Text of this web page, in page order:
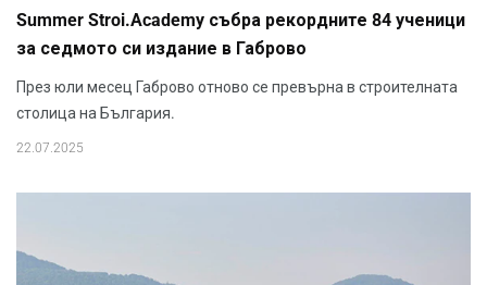
Summer Stroi.Academy събра рекордните 84 ученици
за седмото си издание в Габрово
През юли месец Габрово отново се превърна в строителната
столица на България.
22.07.2025